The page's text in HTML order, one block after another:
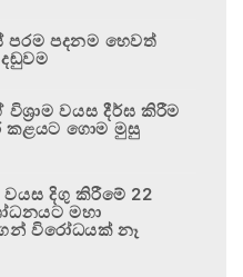
පරම පදනම හෙවත්
වයස දීර්ඝ කිරීම
කළයට ගොම මුසු
වයස දිගු කිරීමේ 22
මහා
විරෝධයක් නෑ